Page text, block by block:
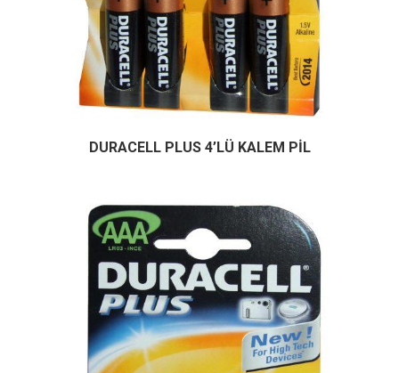
DURACELL PLUS 4’LÜ KALEM PİL